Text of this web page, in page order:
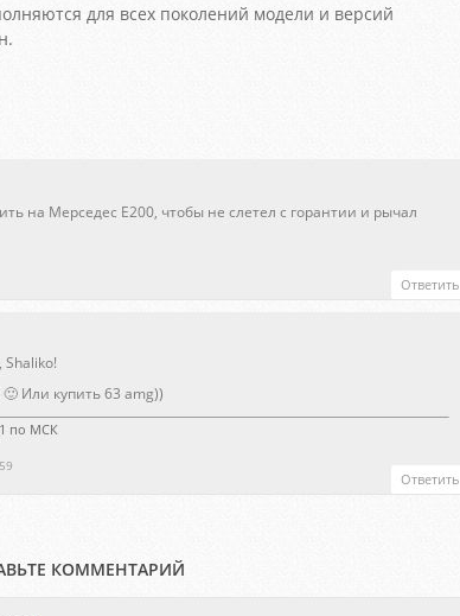
для всех поколений модели и версий
на Мерседес Е200, чтобы не слетел с горантии и рычал
Ответить
Shaliko!
Или купить 63 amg))
по МСК
Ответить
КОММЕНТАРИЙ